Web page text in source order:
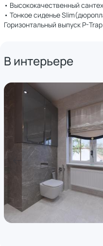
• Высококачественный
• Тонкое сиденье
Горизонтальный выпуск P-Trap
В интерьере